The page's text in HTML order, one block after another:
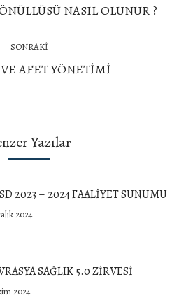
ÖncekiNASIL OLUNUR ?
SONRAKI
Next
AFET YÖNETİMİ
Yazılar
2023 – 2024 FAALİYET SUNUMU
2024
SAĞLIK 5.0 ZİRVESİ
2024